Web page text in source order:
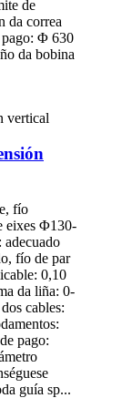
de
da correa
pago: Φ 630
da bobina
fío
eixes Φ130-
fío de par
0,10
da liña: 0-
cables:
pago:
guía sp...